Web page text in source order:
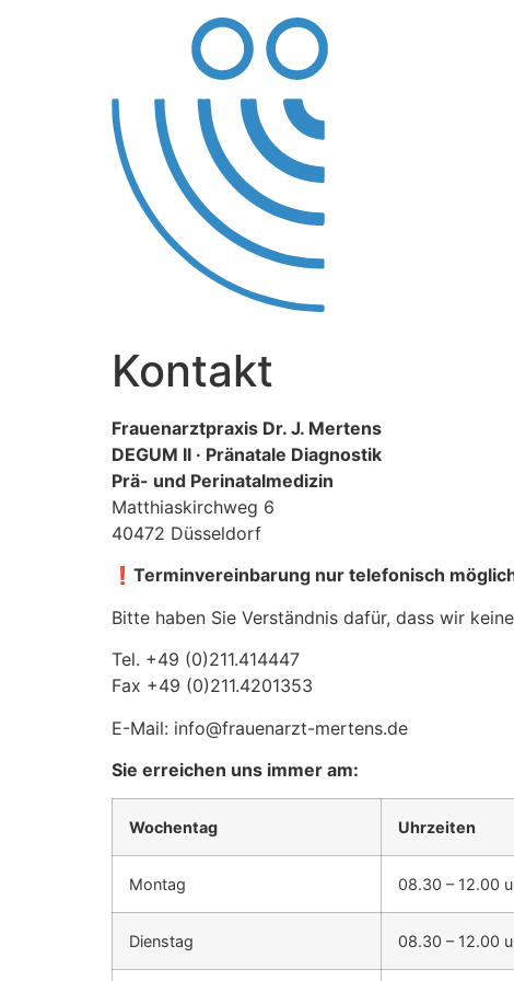
Kontakt
Frauenarztpraxis Dr. J. Mertens
DEGUM II · Pränatale Diagnostik
Prä- und Perinatalmedizin
Matthiaskirchweg 6
40472 Düsseldorf
❗️ Terminvereinbarung nur telefonisch
Bitte haben Sie Verständnis dafür, dass wir
Tel. +49 (0)211.414447
Fax +49 (0)211.4201353
E-Mail: info@frauenarzt-mertens.de
Sie erreichen uns immer am:
Wochentag Uhrzeiten
Montag 08.30 – 12.00
Dienstag 08.30 – 12.00